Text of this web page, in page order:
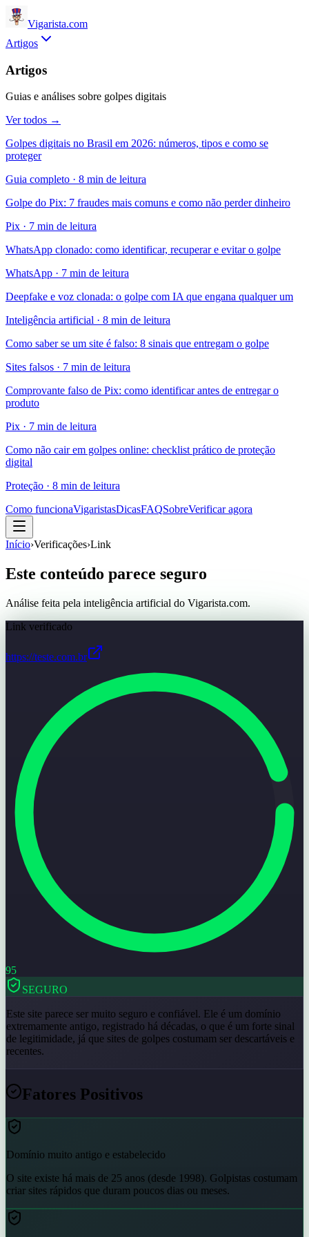
Vigarista.com
Artigos
Artigos
Guias e análises sobre golpes digitais
Ver todos →
Golpes digitais no Brasil em 2026: números, tipos e como se
proteger
Guia completo · 8 min de leitura
Golpe do Pix: 7 fraudes mais comuns e como não perder dinheiro
Pix · 7 min de leitura
WhatsApp clonado: como identificar, recuperar e evitar o golpe
WhatsApp · 7 min de leitura
Deepfake e voz clonada: o golpe com IA que engana qualquer um
Inteligência artificial · 8 min de leitura
Como saber se um site é falso: 8 sinais que entregam o golpe
Sites falsos · 7 min de leitura
Comprovante falso de Pix: como identificar antes de entregar o
produto
Pix · 7 min de leitura
Como não cair em golpes online: checklist prático de proteção
digital
Proteção · 8 min de leitura
Como funcionaVigaristasDicasFAQSobreVerificar agora
Início›Verificações›Link
Este conteúdo parece seguro
Análise feita pela inteligência artificial do Vigarista.com.
Link verificado
https://teste.com.br
95
SEGURO
Este site parece ser muito seguro e confiável. Ele é um domínio
extremamente antigo, registrado há décadas, o que é um forte sinal
de legitimidade, já que sites de golpes costumam ser descartáveis e
recentes.
Fatores Positivos
Domínio muito antigo e estabelecido
O site existe há mais de 25 anos (desde 1998). Golpistas costumam
criar sites rápidos que duram poucos dias ou meses.